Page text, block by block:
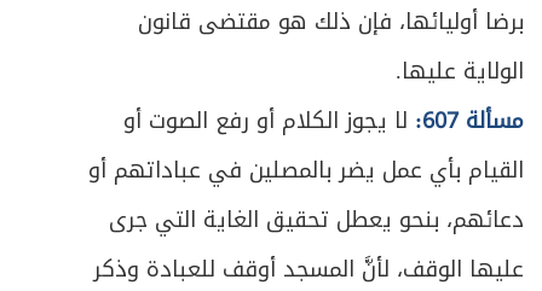
برضا أوليائها، فإن ذلك هو مقتضى قانون
الولاية عليها.
مسألة 607:
لا يجوز الكلام أو رفع الصوت أو
القيام بأي عمل يضر بالمصلين في عباداتهم أو
دعائهم، بنحو يعطل تحقيق الغاية التي جرى
عليها الوقف، لأنَّ المسجد أوقف للعبادة وذكر